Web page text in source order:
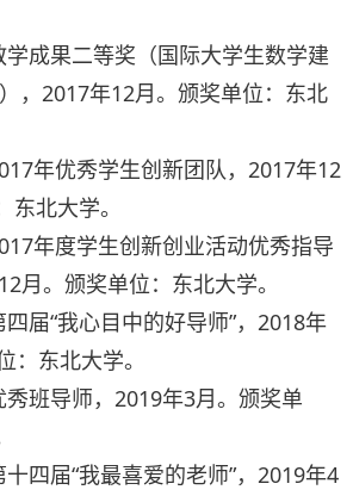
成果二等奖（国际大学生数学建
，2017年12月。颁奖单位：东北
年优秀学生创新团队，2017年12
东北大学。
年度学生创新创业活动优秀指导
月。颁奖单位：东北大学。
届“我心目中的好导师”，2018年
：东北大学。
班导师，2019年3月。颁奖单
四届“我最喜爱的老师”，2019年4